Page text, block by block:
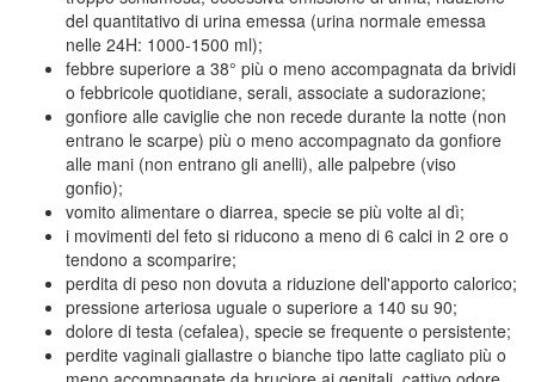
del quantitativo di urina emessa (urina normale emessa
nelle 24H: 1000-1500 ml);
febbre superiore a 38° più o meno accompagnata da brividi
o febbricole quotidiane, serali, associate a sudorazione;
gonfiore alle caviglie che non recede durante la notte (non
entrano le scarpe) più o meno accompagnato da gonfiore
alle mani (non entrano gli anelli), alle palpebre (viso
gonfio);
vomito alimentare o diarrea, specie se più volte al dì;
i movimenti del feto si riducono a meno di 6 calci in 2 ore o
tendono a scomparire;
perdita di peso non dovuta a riduzione dell'apporto calorico;
pressione arteriosa uguale o superiore a 140 su 90;
dolore di testa (cefalea), specie se frequente o persistente;
perdite vaginali giallastre o bianche tipo latte cagliato più o